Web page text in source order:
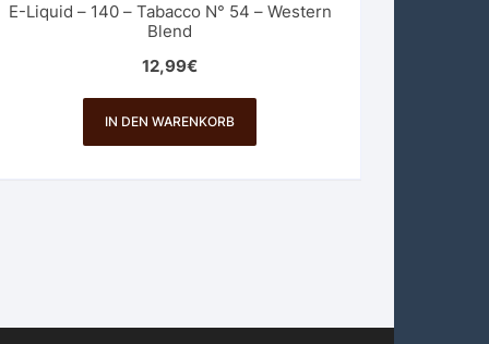
E-Liquid – 140 – Tabacco N° 54 – Western
Blend
12,99€
IN DEN WARENKORB